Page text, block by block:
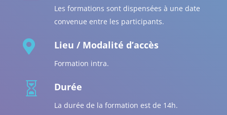
Les formations sont dispensées à une date
convenue entre les participants.
 Lieu / Modalité d’accès
Formation intra.
 Durée
La durée de la formation est de 14h.